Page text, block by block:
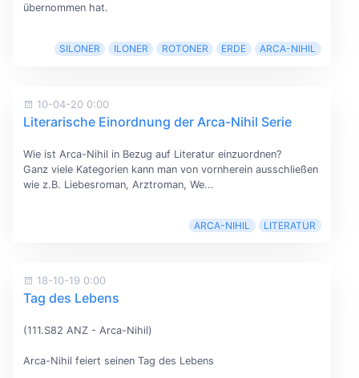
übernommen hat.
SILONER ILONER ROTONER ERDE ARCA-NIHIL
10-04-20 0:00
Literarische Einordnung der Arca-Nihil Serie
Wie ist Arca-Nihil in Bezug auf Literatur einzuordnen?
Ganz viele Kategorien kann man von vornherein ausschließen
wie z.B. Liebesroman, Arztroman, We...
ARCA-NIHIL LITERATUR
18-10-19 0:00
Tag des Lebens
(111.S82 ANZ - Arca-Nihil)
Arca-Nihil feiert seinen Tag des Lebens